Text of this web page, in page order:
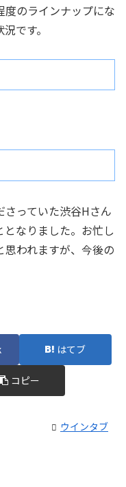
のラインナップにな
です。
さっていた渋谷Hさん
なりました。お忙し
われますが、今後の
はてブ
コピー
ウインタブ